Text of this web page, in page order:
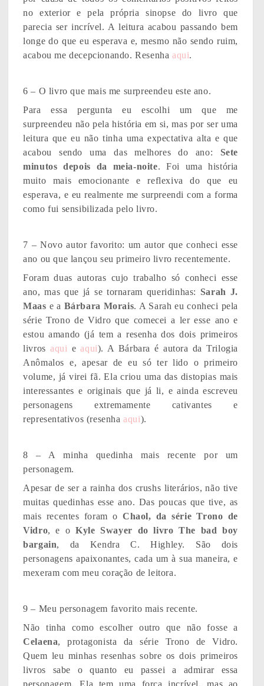
no exterior e pela própria sinopse do livro que
parecia ser incrível. A leitura acabou passando bem
longe do que eu esperava e, mesmo não sendo ruim,
acabou me decepcionando. Resenha aqui.
6 – O livro que mais me surpreendeu este ano.
Para essa pergunta eu escolhi um que me
surpreendeu não pela história em si, mas por ser uma
leitura que eu não tinha uma expectativa alta e que
acabou sendo uma das melhores do ano: Sete
minutos depois da meia-noite. Foi uma história
muito mais emocionante e reflexiva do que eu
esperava, e eu realmente me surpreendi com a forma
como fui sensibilizada pelo livro.
7 – Novo autor favorito: um autor que conheci esse
ano ou que lançou seu primeiro livro recentemente.
Foram duas autoras cujo trabalho só conheci esse
ano, mas que já se tornaram queridinhas: Sarah J.
Maas e a Bárbara Morais. A Sarah eu conheci pela
série Trono de Vidro que comecei a ler esse ano e
estou amando (já tem a resenha dos dois primeiros
livros aqui eaqui). A Bárbara é autora da Trilogia
Anômalos e, apesar de eu só ter lido o primeiro
volume, já virei fã. Ela criou uma das distopias mais
interessantes e originais que já li, e ainda escreveu
personagens extremamente cativantes e
representativos (resenhaaqui).
8 – A minha quedinha mais recente por um
personagem.
Apesar de ser a rainha dos crushs literários, não tive
muitas quedinhas esse ano. Das poucas que tive, as
mais recentes foram o Chaol, da série Trono de
Vidro, e oKyle Swayer do livro The bad boy
bargain, da Kendra C. Highley. São dois
personagens apaixonantes, cada um à sua maneira, e
mexeram com meu coração de leitora.
9 – Meu personagem favorito mais recente.
Não tinha como escolher outro que não fosse a
Celaena, protagonista da série Trono de Vidro.
Quem leu minhas resenhas sobre os dois primeiros
livros sabe o quanto eu passei a admirar essa